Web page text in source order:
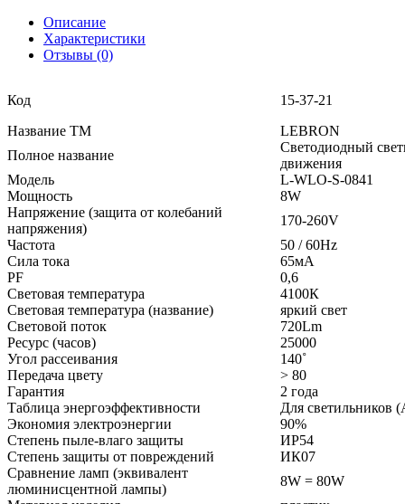
Описание
Характеристики
Отзывы (0)
Код
15-37-21
Название ТМ
LEBRON
Полное название
Светодиодный
движения
Модель
L-WLО-S-0841
Мощность
8W
Напряжение (защита от колебаний
напряжения)
170-260V
Частота
50 / 60Hz
Сила тока
65мА
PF
0,6
Световая температура
4100К
Световая температура (название)
яркий свет
Световой поток
720Lm
Ресурс (часов)
25000
Угол рассеивания
140˚
Передача цвету
> 80
Гарантия
2 года
Таблица энергоэффективности
Для светильников
Экономия электроэнергии
90%
Степень пыле-влаго защиты
ИР54
Степень защиты от повреждений
ИК07
Сравнение ламп (эквивалент
люминисцентной лампы)
8W = 80W